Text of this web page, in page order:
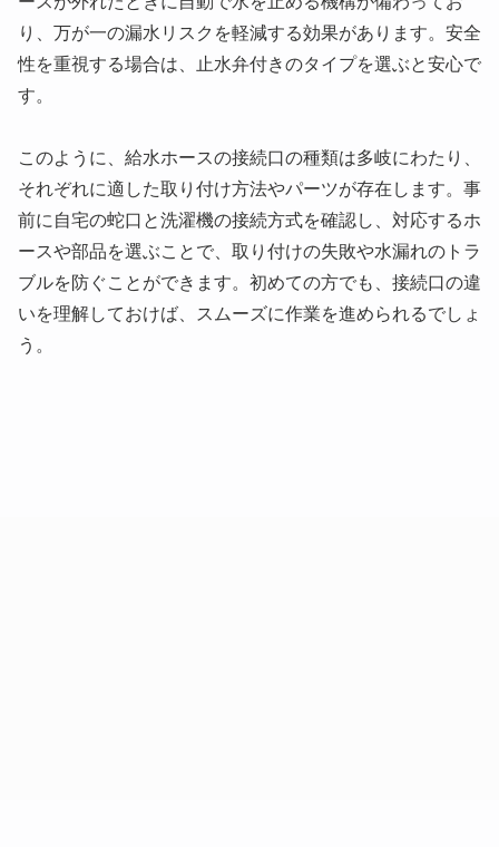
り、万が一の漏水リスクを軽減する効果があります。安全
性を重視する場合は、止水弁付きのタイプを選ぶと安心で
す。
このように、給水ホースの接続口の種類は多岐にわたり、
それぞれに適した取り付け方法やパーツが存在します。事
前に自宅の蛇口と洗濯機の接続方式を確認し、対応するホ
ースや部品を選ぶことで、取り付けの失敗や水漏れのトラ
ブルを防ぐことができます。初めての方でも、接続口の違
いを理解しておけば、スムーズに作業を進められるでしょ
う。